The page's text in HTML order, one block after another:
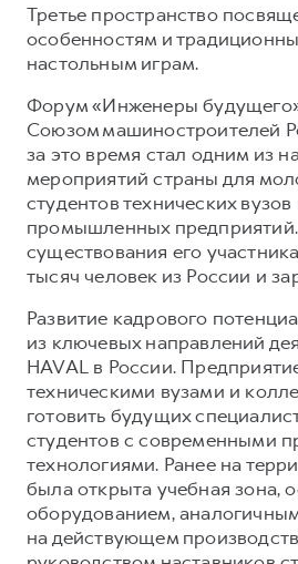
Третье пространство
особенностям и
настольным играм.
Форум «Инженеры
Союзом машиностроителей
за это время стал одним из
мероприятий страны для
студентов технических
промышленных
существования его
тысяч человек из России и
Развитие кадрового
из ключевых направлений
HAVAL в России.
техническими вузами и
готовить будущих
студентов с современными
технологиями. Ранее на
была открыта учебная зона,
оборудованием,
на действующем